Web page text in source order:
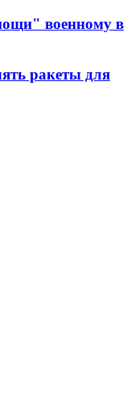
военному в
ракеты для